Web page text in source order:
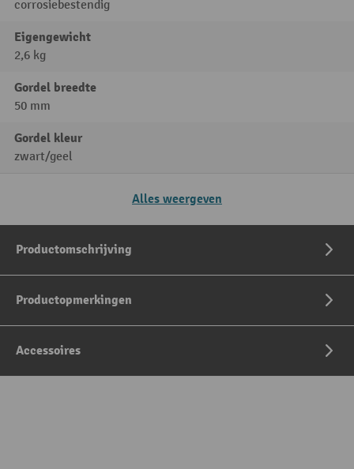
corrosiebestendig
Eigengewicht
2,6 kg
Gordel breedte
50 mm
Gordel kleur
zwart/geel
Alles weergeven
Productomschrijving
Productopmerkingen
Accessoires